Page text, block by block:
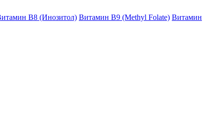
B8 (Инозитол) Витамин B9 (Methyl Folate) Витамин